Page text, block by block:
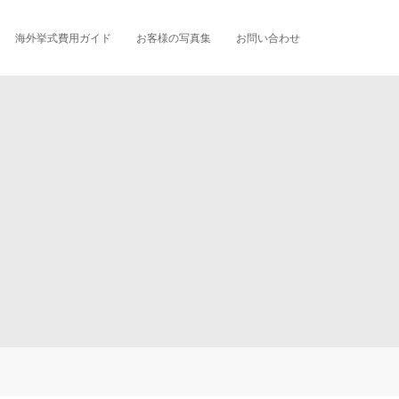
海外挙式費用ガイド お客様の写真集 お問い合わせ